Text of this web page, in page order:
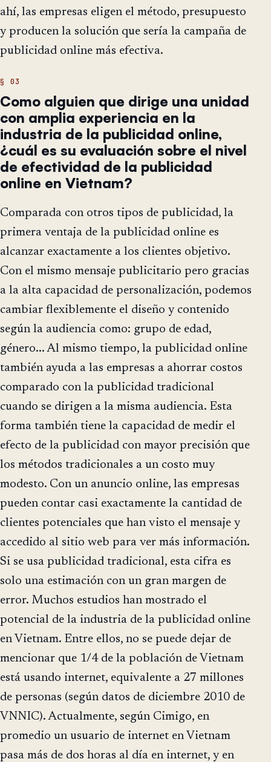
ahí, las empresas eligen el método, presupuesto
y producen la solución que sería la campaña de
publicidad online más efectiva.
Como alguien que dirige una unidad
con amplia experiencia en la
industria de la publicidad online,
¿cuál es su evaluación sobre el nivel
de efectividad de la publicidad
online en Vietnam?
Comparada con otros tipos de publicidad, la
primera ventaja de la publicidad online es
alcanzar exactamente a los clientes objetivo.
Con el mismo mensaje publicitario pero gracias
a la alta capacidad de personalización, podemos
cambiar flexiblemente el diseño y contenido
según la audiencia como: grupo de edad,
género... Al mismo tiempo, la publicidad online
también ayuda a las empresas a ahorrar costos
comparado con la publicidad tradicional
cuando se dirigen a la misma audiencia. Esta
forma también tiene la capacidad de medir el
efecto de la publicidad con mayor precisión que
los métodos tradicionales a un costo muy
modesto. Con un anuncio online, las empresas
pueden contar casi exactamente la cantidad de
clientes potenciales que han visto el mensaje y
accedido al sitio web para ver más información.
Si se usa publicidad tradicional, esta cifra es
solo una estimación con un gran margen de
error. Muchos estudios han mostrado el
potencial de la industria de la publicidad online
en Vietnam. Entre ellos, no se puede dejar de
mencionar que 1/4 de la población de Vietnam
está usando internet, equivalente a 27 millones
de personas (según datos de diciembre 2010 de
VNNIC). Actualmente, según Cimigo, en
promedio un usuario de internet en Vietnam
pasa más de dos horas al día en internet, y en